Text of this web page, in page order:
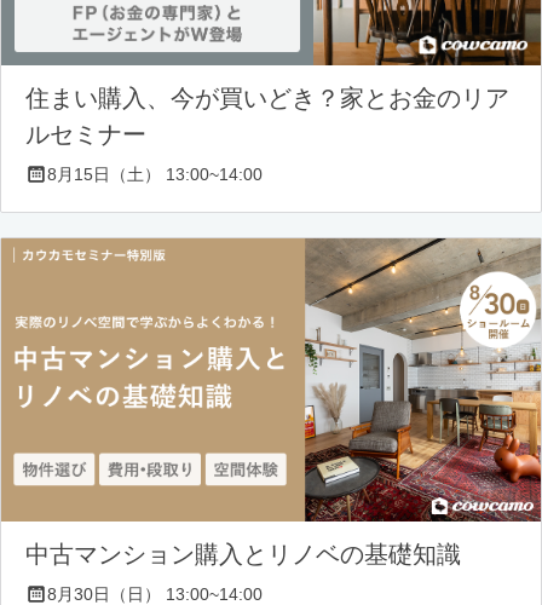
住まい購入、今が買いどき？家とお金のリア
ルセミナー
8月15日（土） 13:00~14:00
中古マンション購入とリノベの基礎知識
8月30日（日） 13:00~14:00